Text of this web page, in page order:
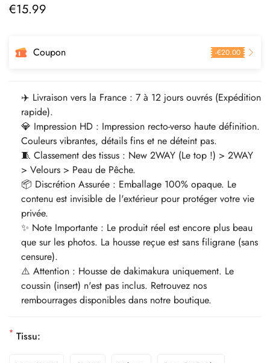
Prix
€15.99
Coupon -€20.00
✈️ Livraison vers la France : 7 à 12 jours ouvrés (Expédition
rapide).
💎 Impression HD : Impression recto-verso haute définition.
Couleurs vibrantes, détails fins et ne déteint pas.
🧵 Classement des tissus : New 2WAY (Le top !) > 2WAY
> Velours > Peau de Pêche.
📦 Discrétion Assurée : Emballage 100% opaque. Le
contenu est invisible de l'extérieur pour protéger votre vie
privée.
✨ Note Importante : Le produit réel est encore plus beau
que sur les photos. La housse reçue est sans filigrane (sans
censure).
⚠️ Attention : Housse de dakimakura uniquement. Le
coussin (insert) n'est pas inclus. Retrouvez nos
rembourrages disponibles dans notre boutique.
* Tissu: